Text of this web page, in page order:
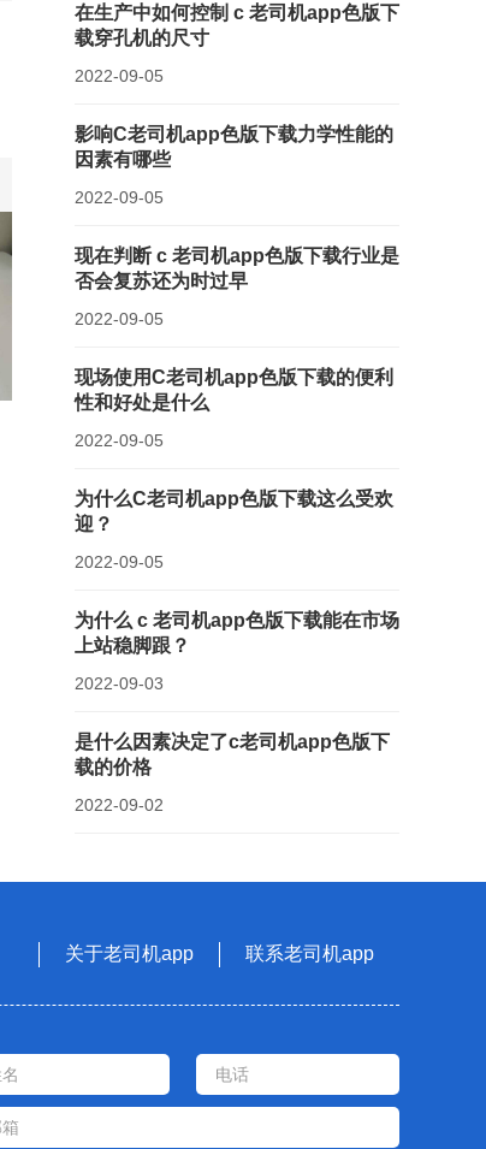
在生产中如何控制 c 老司机app色版下
载穿孔机的尺寸
2022-09-05
影响C老司机app色版下载力学性能的
因素有哪些
2022-09-05
现在判断 c 老司机app色版下载行业是
否会复苏还为时过早
2022-09-05
现场使用C老司机app色版下载的便利
性和好处是什么
2022-09-05
为什么C老司机app色版下载这么受欢
迎？
2022-09-05
为什么 c 老司机app色版下载能在市场
上站稳脚跟？
2022-09-03
是什么因素决定了c老司机app色版下
载的价格
2022-09-02
关于老司机app 联系老司机app